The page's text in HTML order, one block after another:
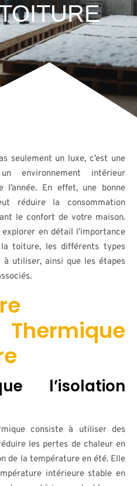
seulement un luxe, c’est une
environnement intérieur
En effet, une bonne
réduire la consommation
le confort de votre maison.
en détail l’importance
toiture, les différents types
utiliser, ainsi que les étapes
l’isolation
consiste à utiliser des
les pertes de chaleur en
de la température en été. Elle
intérieure stable en